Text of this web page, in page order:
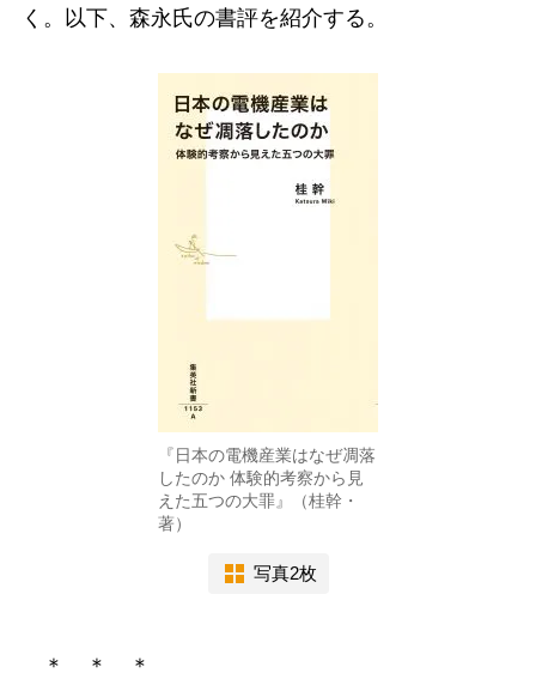
く。以下、森永氏の書評を紹介する。
『日本の電機産業はなぜ凋落
したのか 体験的考察から見
えた五つの大罪』（桂幹・
著）
写真2枚
＊ ＊ ＊